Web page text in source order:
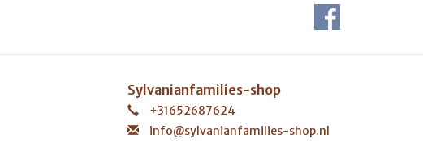
Sylvanianfamilies-shop
+31652687624
info@sylvanianfamilies-shop.nl